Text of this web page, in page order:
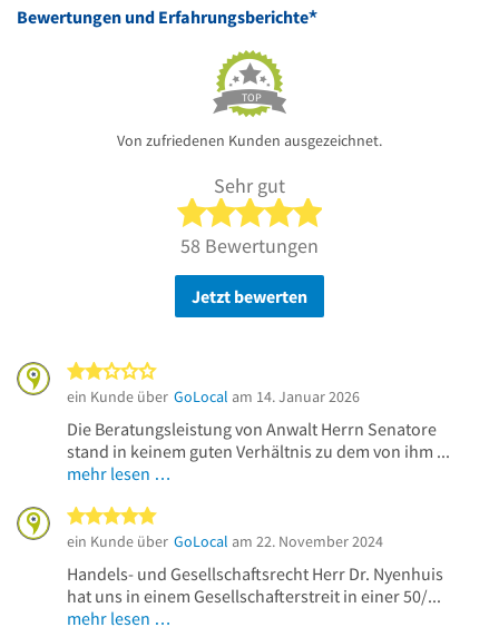
Bewertungen und Erfahrungsberichte*
TOP
Von zufriedenen Kunden ausgezeichnet.
Sehr gut
5 von 5 Sternen
58 Bewertungen
Jetzt bewerten
ein Kunde über GoLocal am 14. Januar 2026
Die Beratungsleistung von Anwalt Herrn Senatore
stand in keinem guten Verhältnis zu dem von ihm ...
mehr lesen …
ein Kunde über GoLocal am 22. November 2024
Handels- und Gesellschaftsrecht Herr Dr. Nyenhuis
hat uns in einem Gesellschafterstreit in einer 50/...
mehr lesen …